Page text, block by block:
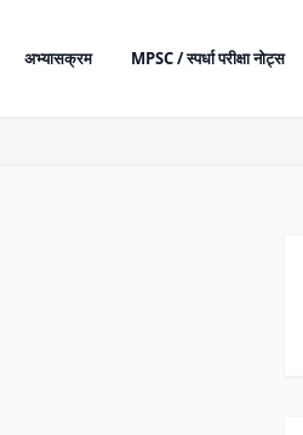
अभ्यासक्रम MPSC / स्पर्धा परीक्षा नोट्स